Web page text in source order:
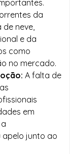
da
neve,
e da
como
no mercado.
A falta de
em
apelo junto ao